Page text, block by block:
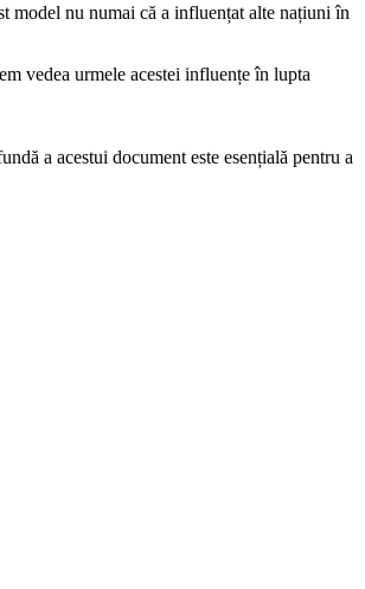
model nu numai că a influențat alte națiuni în
vedea urmele acestei influențe în lupta
a acestui document este esențială pentru a